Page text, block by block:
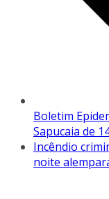
Boletim
Sapucaia de
Incêndio
noite